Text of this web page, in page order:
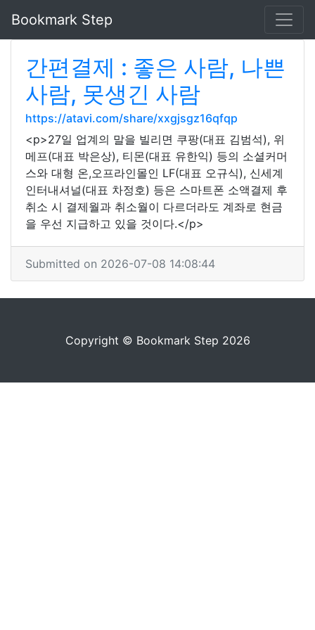
Bookmark Step
간편결제 : 좋은 사람, 나쁜
사람, 못생긴 사람
https://atavi.com/share/xxgjsgz16qfqp
<p>27일 업계의 말을 빌리면 쿠팡(대표 김범석), 위
메프(대표 박은상), 티몬(대표 유한익) 등의 소셜커머
스와 대형 온,오프라인몰인 LF(대표 오규식), 신세계
인터내셔널(대표 차정호) 등은 스마트폰 소액결제 후
취소 시 결제월과 취소월이 다르더라도 계좌로 현금
을 우선 지급하고 있을 것이다.</p>
Submitted on 2026-07-08 14:08:44
Copyright © Bookmark Step 2026